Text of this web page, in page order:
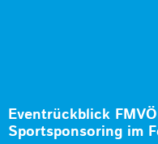
Eventrückblick
Sportsponsoring im